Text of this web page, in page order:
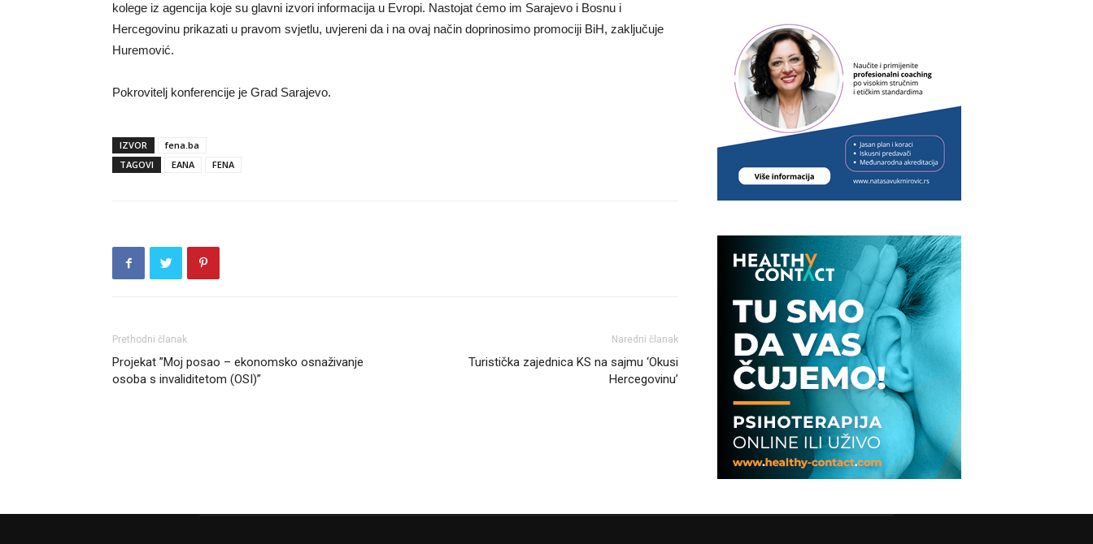
kolege iz agencija koje su glavni izvori informacija u Evropi. Nastojat ćemo im Sarajevo i Bosnu i
Hercegovinu prikazati u pravom svjetlu, uvjereni da i na ovaj način doprinosimo promociji BiH, zaključuje
Huremović.
Pokrovitelj konferencije je Grad Sarajevo.
IZVOR
fena.ba
TAGOVI
EANA FENA
Prethodni članak
Projekat ”Moj posao – ekonomsko osnaživanje
osoba s invaliditetom (OSI)”
Naredni članak
Turistička zajednica KS na sajmu ‘Okusi
Hercegovinu’